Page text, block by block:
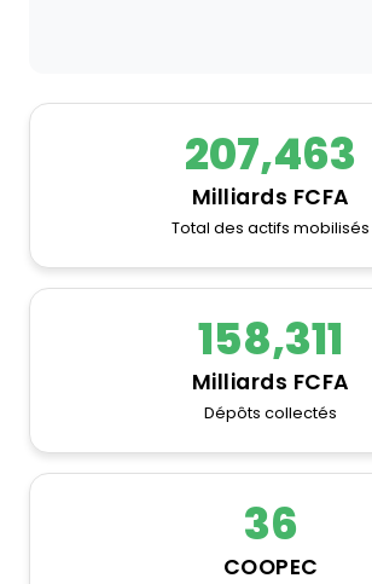
207,463
Milliards FCFA
Total des actifs mobilisés
158,311
Milliards FCFA
Dépôts collectés
36
COOPEC